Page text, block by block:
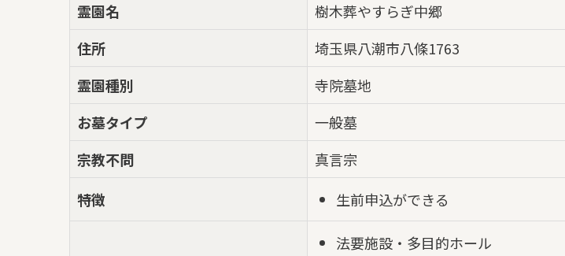
霊園名
樹木葬やすらぎ中郷
住所
埼玉県八潮市八條1763
霊園種別
寺院墓地
お墓タイプ
一般墓
宗教不問
真言宗
特徴
生前申込ができる
法要施設・多目的ホール